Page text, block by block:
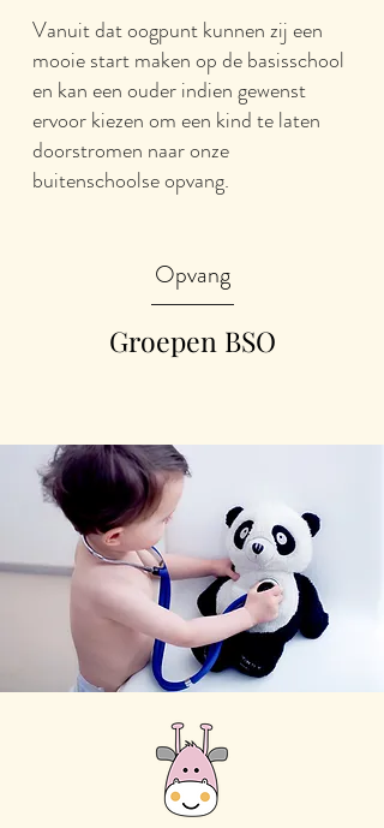
Opvang
Groepen BSO
Vanuit dat oogpunt kunnen zij een
mooie start maken op de basisschool
en kan een ouder indien gewenst
ervoor kiezen om een kind te laten
doorstromen naar onze
buitenschoolse opvang.